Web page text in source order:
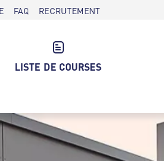
FAQ RECRUTEMENT
LISTE DE COURSES